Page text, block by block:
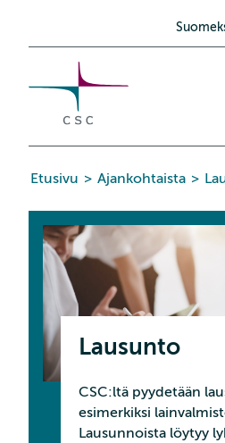
Etusivu > Ajankohtaista >
Lausunto
CSC:ltä pyydetään
esimerkiksi
Lausunnoista löytyy